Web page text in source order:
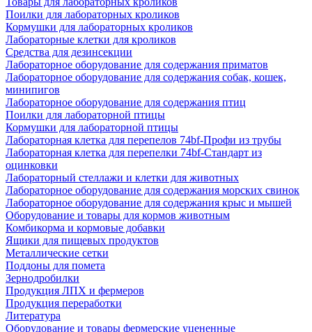
Поилки для лабораторных кроликов
Кормушки для лабораторных кроликов
Лабораторные клетки для кроликов
Средства для дезинсекции
Лабораторное оборудование для содержания приматов
Лабораторное оборудование для содержания собак, кошек,
минипигов
Лабораторное оборудование для содержания птиц
Поилки для лабораторной птицы
Кормушки для лабораторной птицы
Лабораторная клетка для перепелов 74bf-Профи из трубы
Лабораторная клетка для перепелки 74bf-Стандарт из
оцинковки
Лабораторный стеллажи и клетки для животных
Лабораторное оборудование для содержания морских свинок
Лабораторное оборудование для содержания крыс и мышей
Оборудование и товары для кормов животным
Комбикорма и кормовые добавки
Ящики для пищевых продуктов
Металлические сетки
Поддоны для помета
Зернодробилки
Продукция ЛПХ и фермеров
Продукция переработки
Литература
Оборудование и товары фермерские уцененные